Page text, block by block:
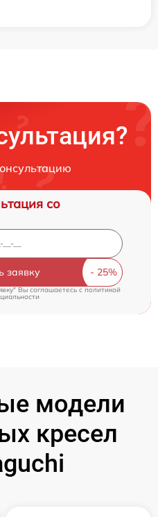
со
заявку
Вы соглашаетесь cполитикой
модели
кресел